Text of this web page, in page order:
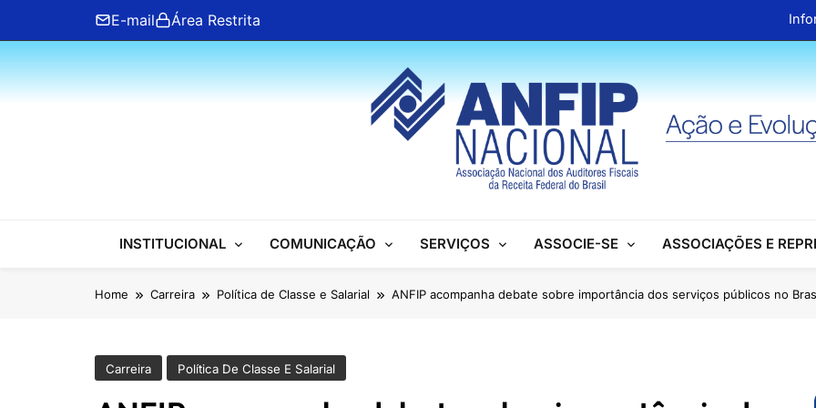
content
E-mail Área Restrita
ANFIP Nacional recebe visita da superintendente
Preparativos para o XIX Encontro
Almoço em homenagem ao Dia
Preparativos para o XIX Encontro
Almoço em homenagem ao Dia
ANFIP Nacional
INSTITUCIONAL COMUNICAÇÃO SERVIÇOS ASSOCIE-SE ASSOCIAÇÕES E
Home Carreira Política de Classe e Salarial ANFIP acompanha debate sobre importância dos serviços públicos no
Carreira Política De Classe E Salarial